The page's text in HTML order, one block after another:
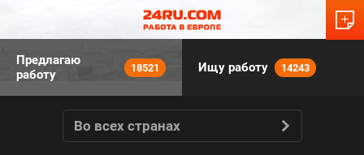
Предлагаю
работу
18521 Ищу работу 14243
Во всех странах